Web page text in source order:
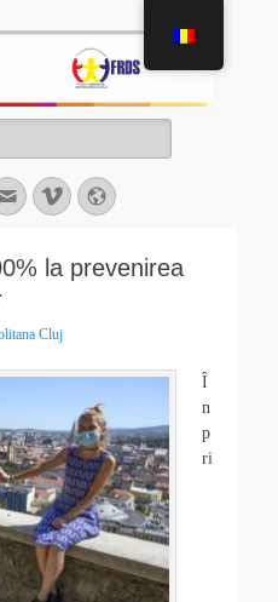
Proiect Pata 2.0
Zona Metropolitană Cluj
la prevenirea
Cluj
Î
n
p
ri